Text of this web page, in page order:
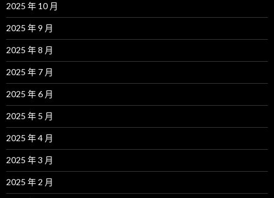
2025 年 10 月
2025 年 9 月
2025 年 8 月
2025 年 7 月
2025 年 6 月
2025 年 5 月
2025 年 4 月
2025 年 3 月
2025 年 2 月